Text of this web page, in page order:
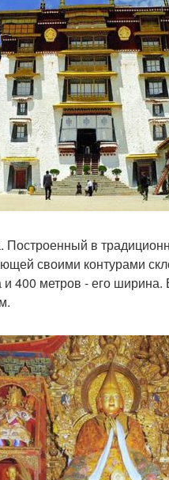
в
своими контурами
и 400 метров - его